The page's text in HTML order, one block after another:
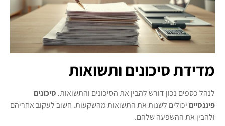
מדידת סיכונים ותשואות
לנהל כספים נכון דורש להבין את הסיכונים והתשואות. סיכונים
פיננסייםיכולים לשנות את התשואות מהשקעות. חשוב לעקוב אחריהם
ולהבין את ההשפעה שלהם.